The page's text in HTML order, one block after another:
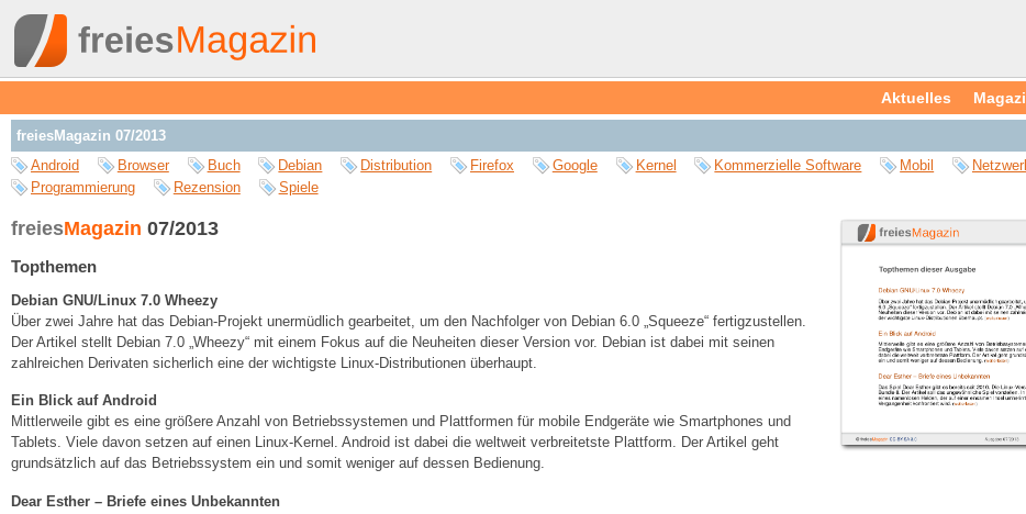
Aktuelles
freiesMagazin 07/2013
Android
Browser Buch Debian Distribution Firefox Google Kernel Kommerzielle Software Mobil
Programmierung
Rezension Spiele
freiesMagazin 07/2013
Topthemen
Debian GNU/Linux 7.0 Wheezy
Über zwei Jahre hat das Debian-Projekt unermüdlich gearbeitet, um den Nachfolger von Debian 6.0 „Squeeze“ fertigzustellen.
Der Artikel stellt Debian 7.0 „Wheezy“ mit einem Fokus auf die Neuheiten dieser Version vor. Debian ist dabei mit seinen
zahlreichen Derivaten sicherlich eine der wichtigste Linux-Distributionen überhaupt.
Ein Blick auf Android
Mittlerweile gibt es eine größere Anzahl von Betriebssystemen und Plattformen für mobile Endgeräte wie Smartphones und
Tablets. Viele davon setzen auf einen Linux-Kernel. Android ist dabei die weltweit verbreitetste Plattform. Der Artikel geht
grundsätzlich auf das Betriebssystem ein und somit weniger auf dessen Bedienung.
Dear Esther – Briefe eines Unbekannten